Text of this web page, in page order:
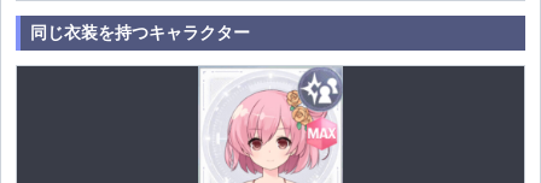
同じ衣装を持つキャラクター